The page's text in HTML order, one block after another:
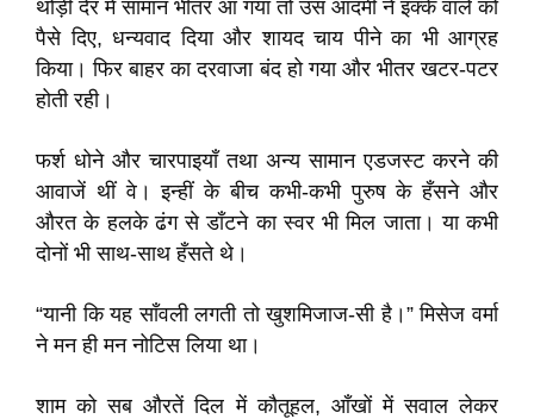
थोड़ी देर में सामान भीतर आ गया तो उस आदमी ने इक्के वाले को
पैसे दिए, धन्यवाद दिया और शायद चाय पीने का भी आग्रह
किया। फिर बाहर का दरवाजा बंद हो गया और भीतर खटर-पटर
होती रही।
फर्श धोने और चारपाइयाँ तथा अन्य सामान एडजस्ट करने की
आवाजें थीं वे। इन्हीं के बीच कभी-कभी पुरुष के हँसने और
औरत के हलके ढंग से डाँटने का स्वर भी मिल जाता। या कभी
दोनों भी साथ-साथ हँसते थे।
“यानी कि यह साँवली लगती तो खुशमिजाज-सी है।” मिसेज वर्मा
ने मन ही मन नोटिस लिया था।
शाम को सब औरतें दिल में कौतूहल, आँखों में सवाल लेकर